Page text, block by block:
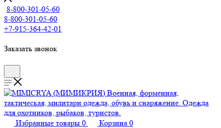
8-800-301-05-60
8-800-301-05-60
+7-915-364-42-01
Заказать звонок
Избранные товары 0 Корзина 0